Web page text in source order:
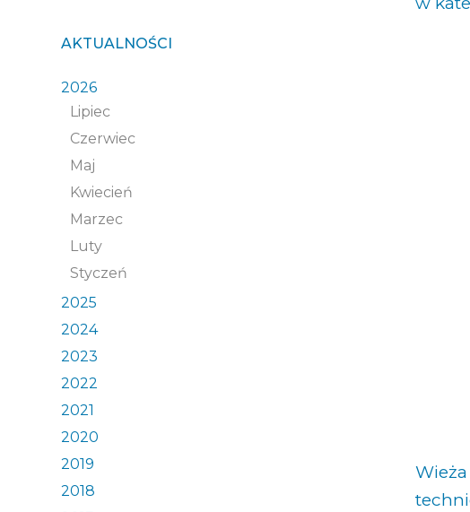
AKTUALNOŚCI
2026
Lipiec
Czerwiec
Maj
Kwiecień
Marzec
Luty
Styczeń
2025
2024
2023
2022
2021
2020
2019
2018